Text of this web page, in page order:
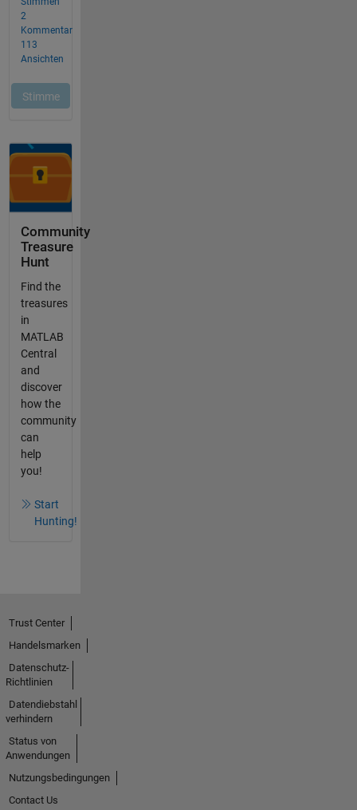
Community
Treasure
Hunt
Find the
treasures
in
MATLAB
Central
and
discover
how the
community
can
help
you!
Start
Hunting!
Trust Center
Handelsmarken
Datenschutz-
Richtlinien
Datendiebstahl
verhindern
Status von
Anwendungen
Nutzungsbedingungen
Contact Us